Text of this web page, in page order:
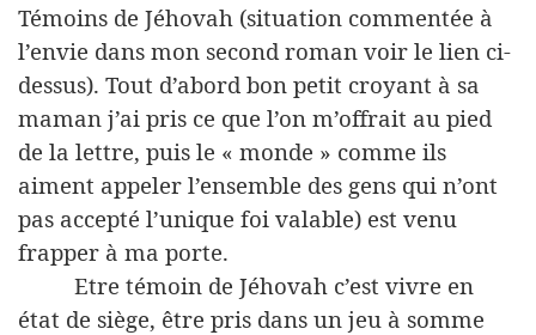
Témoins de Jéhovah (situation commentée à
l’envie dans mon second roman voir le lien ci-
dessus). Tout d’abord bon petit croyant à sa
maman j’ai pris ce que l’on m’offrait au pied
de la lettre, puis le « monde » comme ils
aiment appeler l’ensemble des gens qui n’ont
pas accepté l’unique foi valable) est venu
frapper à ma porte.
Etre témoin de Jéhovah c’est vivre en
état de siège, être pris dans un jeu à somme